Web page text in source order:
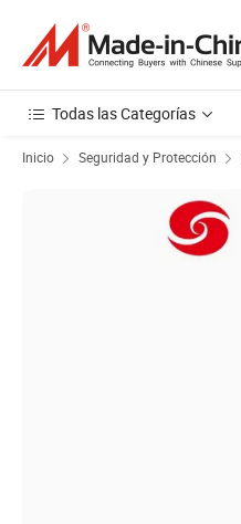
Todas las Categorías
Inicio Seguridad y Protección